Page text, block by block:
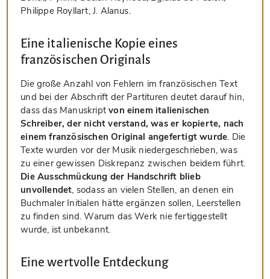
Philippe Royllart, J. Alanus.
Eine italienische Kopie eines
französischen Originals
Die große Anzahl von Fehlern im französischen Text
und bei der Abschrift der Partituren deutet darauf hin,
dass das Manuskriptvon einem italienischen
Schreiber, der nicht verstand, was er kopierte, nach
einem französischen Original angefertigt wurde. Die
Texte wurden vor der Musik niedergeschrieben, was
zu einer gewissen Diskrepanz zwischen beidem führt.
Die Ausschmückung der Handschrift blieb
unvollendet, sodass an vielen Stellen, an denen ein
Buchmaler Initialen hätte ergänzen sollen, Leerstellen
zu finden sind. Warum das Werk nie fertiggestellt
wurde, ist unbekannt.
Eine wertvolle Entdeckung